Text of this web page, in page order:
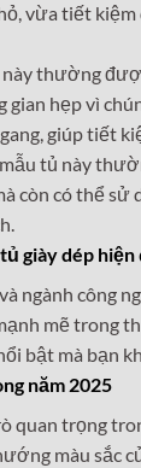
vừa tiết
này thường
gian hẹp vì
giúp tiết
tủ này
còn có thể sử
giày dép hiện
ngành công
mẽ trong
bật mà bạn
năm 2025
quan trọng
màu sắc